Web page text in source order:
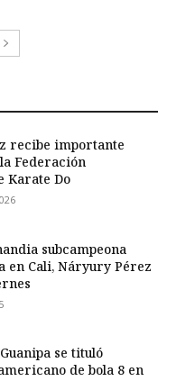
recibe importante
Federación
Karate Do
subcampeona
en Cali, Náryury Pérez
se tituló
de bola 8 en